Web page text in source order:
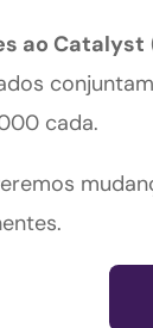
ao Catalyst
cada.